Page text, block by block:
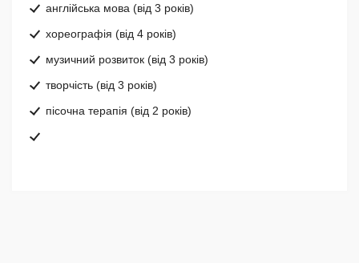
англійська мова (від 3 років)
хореографія (від 4 років)
музичний розвиток (від 3 років)
творчість (від 3 років)
пісочна терапія (від 2 років)